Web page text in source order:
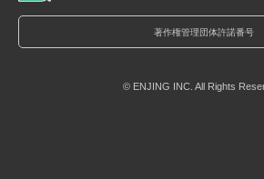
著作権管理団体許諾番号
© ENJING INC. All Rights